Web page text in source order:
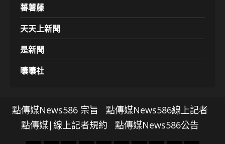
蕃薯藤
天天上新聞
是新聞
囔囔社
點傳媒News586 宗旨
點傳媒News586線上記者
點傳媒|線上記者規約
點傳媒News586公告